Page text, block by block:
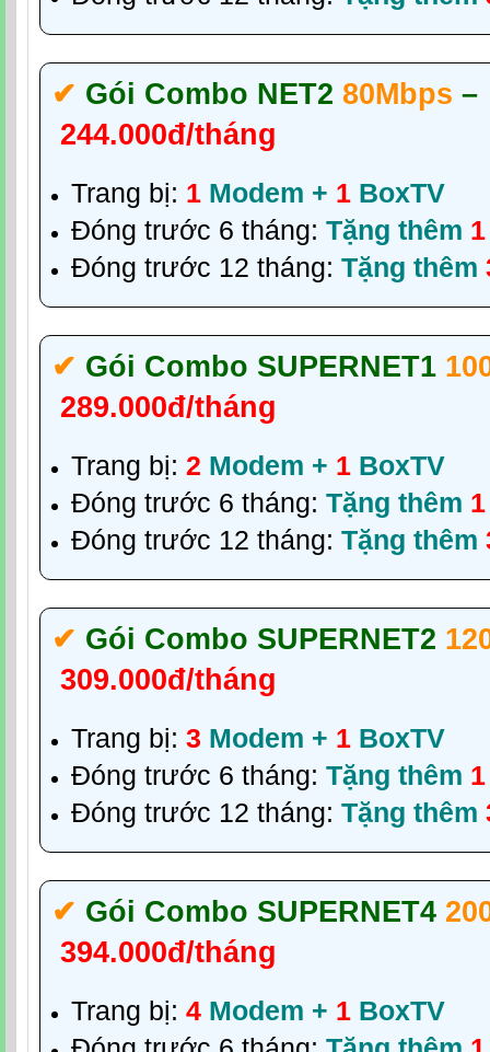
✔‎ Gói Combo NET2 80Mbps –
244.000đ/tháng
Trang bị: 1 Modem + 1 BoxTV
Đóng trước 6 tháng: Tặng thêm 1
Đóng trước 12 tháng: Tặng thêm
✔‎ Gói Combo SUPERNET1
289.000đ/tháng
Trang bị: 2 Modem + 1 BoxTV
Đóng trước 6 tháng: Tặng thêm 1
Đóng trước 12 tháng: Tặng thêm
✔‎ Gói Combo SUPERNET2
309.000đ/tháng
Trang bị: 3 Modem + 1 BoxTV
Đóng trước 6 tháng: Tặng thêm 1
Đóng trước 12 tháng: Tặng thêm
✔‎ Gói Combo SUPERNET4
394.000đ/tháng
Trang bị: 4 Modem + 1 BoxTV